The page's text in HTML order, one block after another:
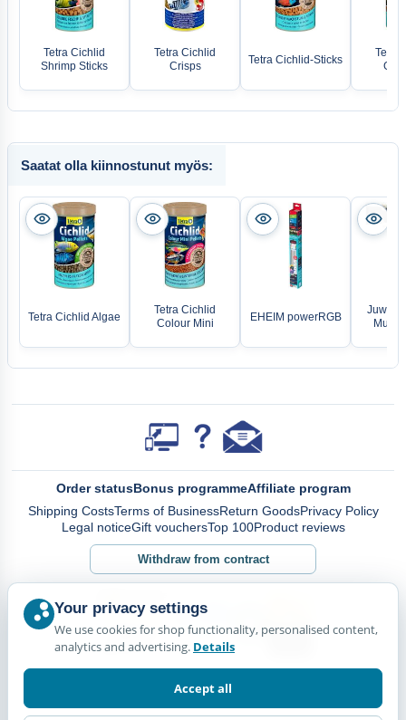
Tetra Cichlid
Shrimp Sticks
Tetra Cichlid
Crisps
Tetra Cichlid-Sticks
Tetra
Saatat olla kiinnostunut myös:
Tetra Cichlid Algae
Tetra Cichlid
Colour Mini
EHEIM powerRGB
Juwel
Order statusBonus programmeAffiliate program
Shipping CostsTerms of BusinessReturn GoodsPrivacy Policy
Legal noticeGift vouchersTop 100Product reviews
Withdraw from contract
Your privacy settings
We use cookies for shop functionality, personalised content,
analytics and advertising. Details
Accept all